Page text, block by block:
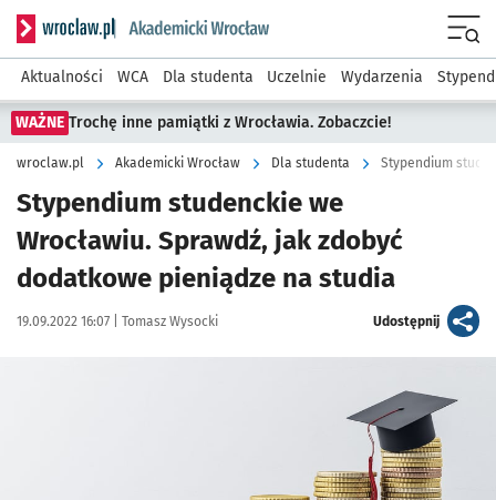
Serwis informacyjny wroclaw.pl podserwis: Akademicki
Aktualności WCA Dla studenta Uczelnie Wydarzenia
WAŻNE Trochę inne pamiątki z Wrocławia. Zobaczcie!
wroclaw.pl Akademicki Wrocław Dla studenta
Stypendium studenckie we
Wrocławiu. Sprawdź, jak zdobyć
dodatkowe pieniądze na studia
Data publikacji:
19.09.2022 16:07 | Autor:
Tomasz Wysocki Udostępnijartykuł